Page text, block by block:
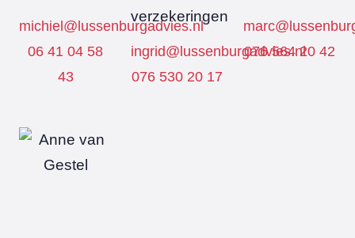
michiel@lussenburgadvies.nl
06 41 04 58
43
verzekeringen
ingrid@lussenburgadvies.nl
076 530 20 17
076 564 20 42